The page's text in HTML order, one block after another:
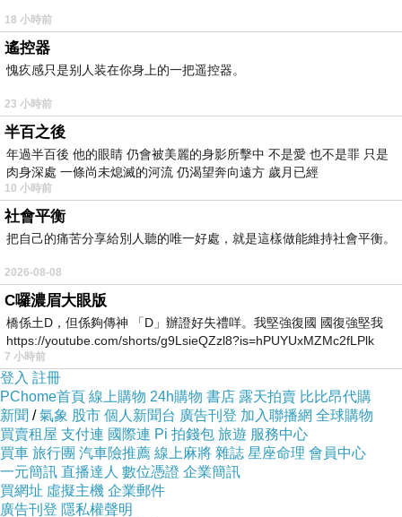
2024-09-29 11:54:00
三月底 前會收割。
風一吹 麥浪翻飛 也是一番風情 。
賞美詩
問好.平安.順心.
18 小時前
遙控器
愧疚感只是别人装在你身上的一把遥控器。
23 小時前
半百之後
年過半百後 他的眼睛 仍會被美麗的身影所擊中 不是愛 也不是罪 只是
肉身深處 一條尚未熄滅的河流 仍渴望奔向遠方 歲月已經
10 小時前
社會平衡
把自己的痛苦分享給別人聽的唯一好處，就是這樣做能維持社會平衡。
2026-08-08
C囉濃眉大眼版
橋係土D，但係夠傳神 「D」辦證好失禮咩。我堅強復國 國復強堅我
https://youtube.com/shorts/g9LsieQZzl8?is=hPUYUxMZMc2fLPlk
7 小時前
登入 註冊
PChome首頁 線上購物 24h購物 書店 露天拍賣 比比昂代購
新聞 /氣象 股市 個人新聞台 廣告刊登 加入聯播網 全球購物
買賣租屋 支付連 國際連 Pi 拍錢包 旅遊 服務中心
買車 旅行團 汽車險推薦 線上麻將 雜誌 星座命理 會員中心
一元簡訊 直播達人 數位憑證 企業簡訊
買網址 虛擬主機 企業郵件
廣告刊登 隱私權聲明